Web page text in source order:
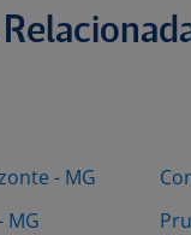
- MG
MG